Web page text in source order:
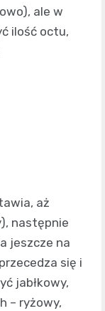
ale w
ilość octu,
aż
następnie
jeszcze na
się i
jabłkowy,
– ryżowy,